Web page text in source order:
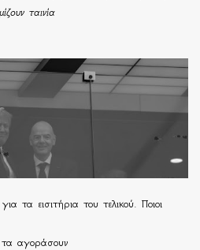
ταινία
τα εισιτήρια του τελικού. Ποιοι
αγοράσουν